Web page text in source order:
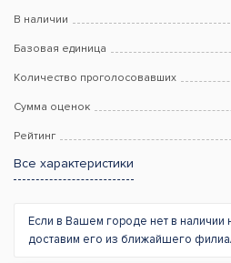
В наличии
Базовая единица
Количество проголосовавших
Сумма оценок
Рейтинг
Все характеристики
Если в Вашем городе нет в наличии
доставим его из ближайшего